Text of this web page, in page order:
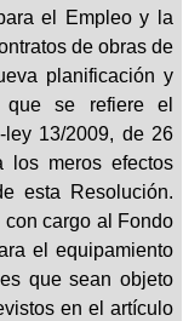
el Empleo y la
de obras de
planificación y
que se refiere el
13/2009, de 26
los meros efectos
esta Resolución.
cargo al Fondo
el equipamiento
que sean objeto
en el artículo